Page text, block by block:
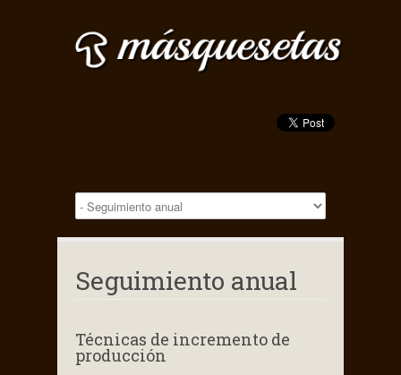
Seguimiento anual
Técnicas de incremento de
producción